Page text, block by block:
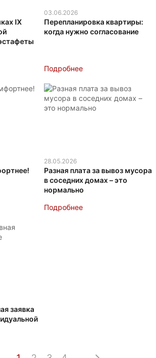
IX
03.06.2026
Перепланировка квартиры:
когда нужно согласование
Подробнее
28.05.2026
Разная плата за вывоз мусора
в соседних домах – это
нормально
Подробнее
заявка